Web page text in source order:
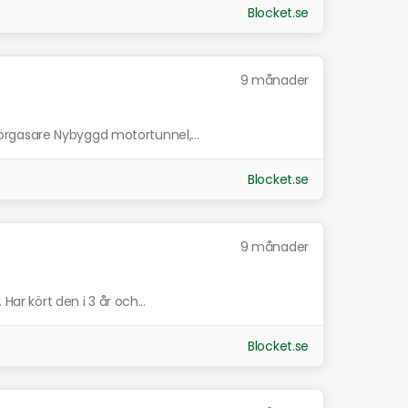
Blocket.se
9 månader
Nybyggd motortunnel,...
Blocket.se
9 månader
kört den i 3 år och...
Blocket.se